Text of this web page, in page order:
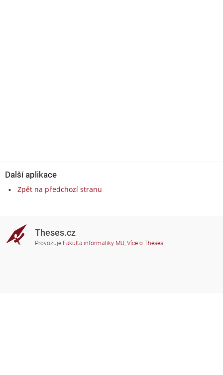
Další aplikace
Zpět na předchozí stranu
Theses.cz
Provozuje Fakulta informatiky MU, Více o Theses